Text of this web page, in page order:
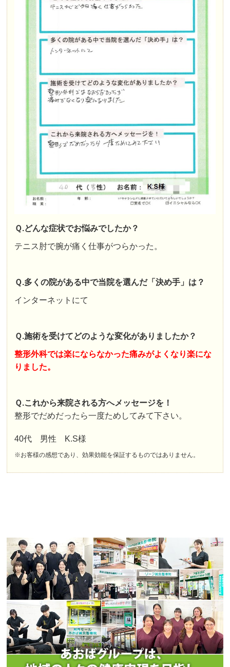
Ｑ.どんな症状でお悩みでしたか？
テニス肘で腕が痛く仕事がつらかった。
Ｑ.多くの院がある中で当院を選んだ「決め手」は？
インターネットにて
Ｑ.施術を受けてどのような変化がありましたか？
整形外科では楽にならなかった痛みがよくなり楽にな
りました。
Ｑ.これから来院される方へメッセージを！
整形でだめだったら一度ためしてみて下さい。
40代 男性 K.S様
※お客様の感想であり、効果効能を保証するものではありません。